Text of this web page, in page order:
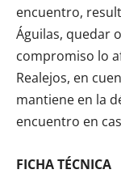
encuentro,
Águilas, quedar
compromiso lo
Realejos, en
mantiene en la
encuentro en
FICHA TÉCNICA